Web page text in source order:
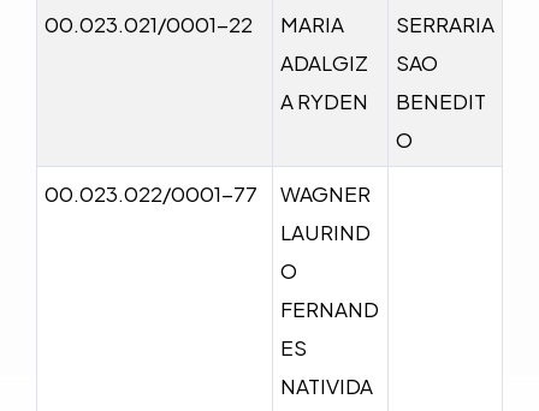
00.023.021/0001-22
MARIA
ADALGIZ
A RYDEN
SERRARIA
SAO
BENEDIT
O
00.023.022/0001-77
WAGNER
LAURIND
O
FERNAND
ES
NATIVIDA